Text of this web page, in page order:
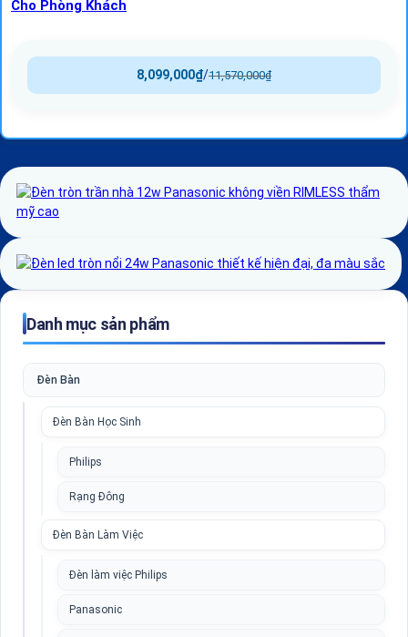
Cho Phòng Khách
11,570,000₫
/
8,099,000₫
Danh mục sản phẩm
Đèn Bàn
Đèn Bàn Học Sinh
Philips
Rạng Đông
Đèn Bàn Làm Việc
Đèn làm việc Philips
Panasonic